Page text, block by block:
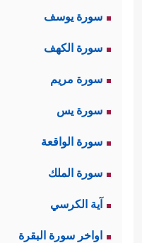
سورة يوسف
سورة الكهف
سورة مريم
سورة يس
سورة الواقعة
سورة الملك
آية الكرسي
اواخر سورة البقرة